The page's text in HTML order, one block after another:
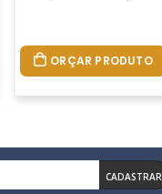
ORÇAR PRODUTO
CADASTRAR